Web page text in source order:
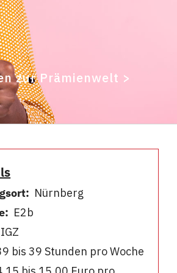
zur Prämienwelt >
Nürnberg
E2b
IGZ
bis 39 Stunden pro Woche